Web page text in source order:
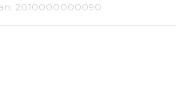
2010000000090